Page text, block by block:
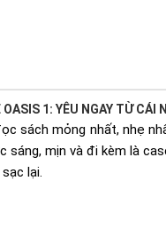
1: YÊU NGAY TỪ CÁI
sách mỏng nhất, nhẹ
sáng, mịn và đi kèm là
lại.​